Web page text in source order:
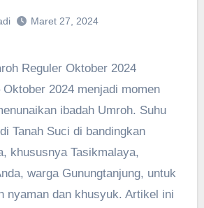
Maret 27, 2024
Oktober 2024 menjadi momen
ibadah Umroh. Suhu
Tanah Suci di bandingkan
khususnya Tasikmalaya,
warga Gunungtanjung, untuk
nyaman dan khusyuk. Artikel ini